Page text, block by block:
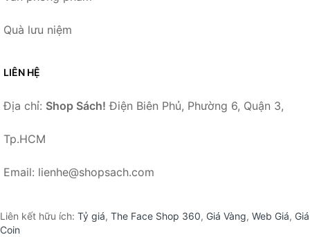
Quà lưu niệm
LIÊN HỆ
Địa chỉ: Shop Sách! Điện Biên Phủ, Phường 6, Quận 3,
Tp.HCM
Email: lienhe@shopsach.com
Liên kết hữu ích: Tỷ giá, The Face Shop 360, Giá Vàng, Web Giá, Giá
Coin